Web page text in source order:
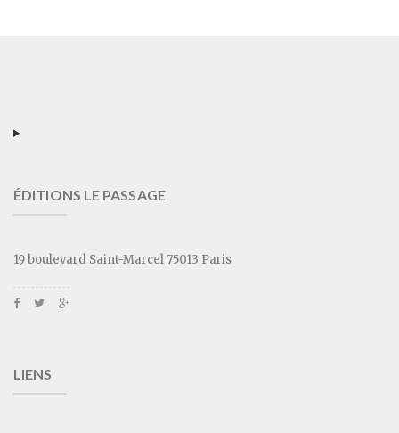
ÉDITIONS LE PASSAGE
19 boulevard Saint-Marcel 75013 Paris
LIENS